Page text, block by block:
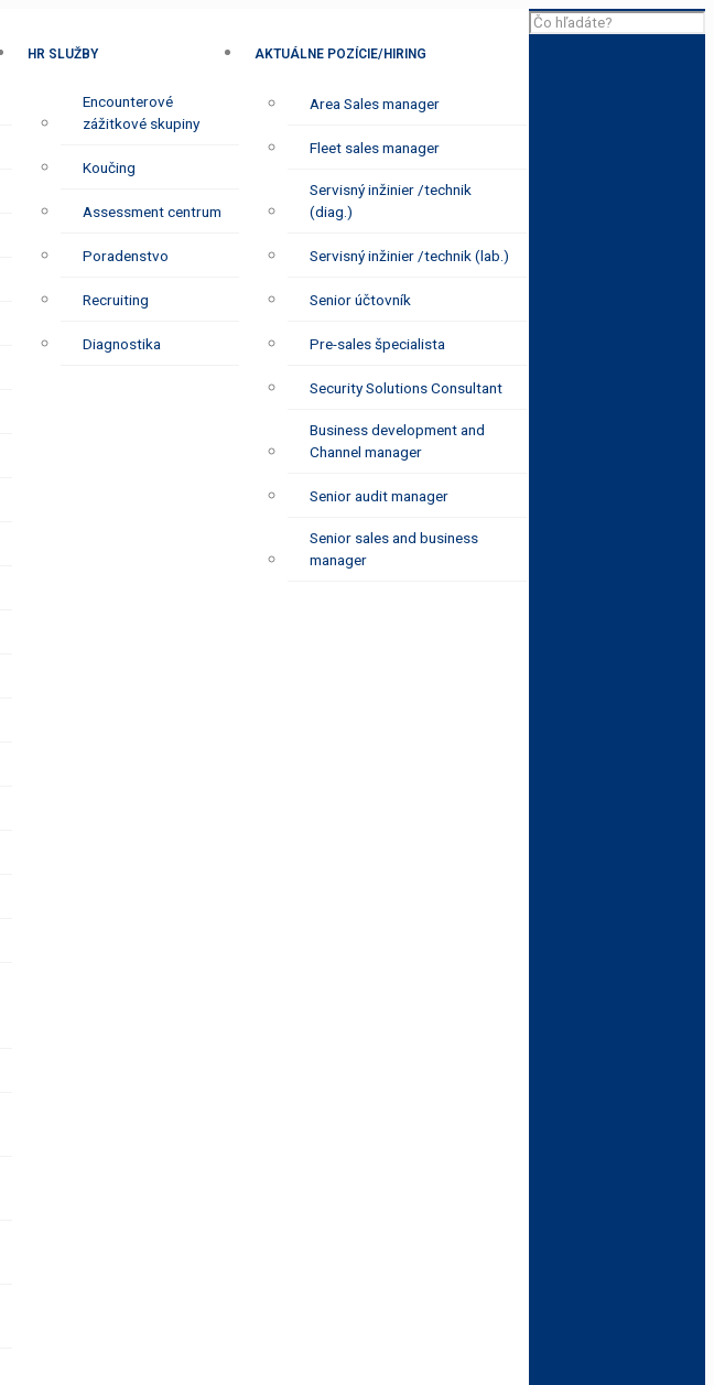
HR SLUŽBY
Encounterové
zážitkové skupiny
Koučing
Assessment centrum
Poradenstvo
Recruiting
Diagnostika
AKTUÁLNE POZÍCIE/HIRING
Area Sales manager
Fleet sales manager
Servisný inžinier /technik
(diag.)
Servisný inžinier /technik (lab.)
Senior účtovník
Pre-sales špecialista
Security Solutions Consultant
Business development and
Channel manager
Senior audit manager
Senior sales and business
manager